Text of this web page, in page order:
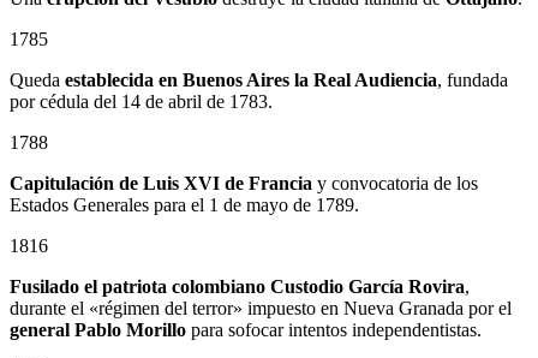
1785
Queda establecida en Buenos Aires la Real Audiencia, fundada
por cédula del 14 de abril de 1783.
1788
Capitulación de Luis XVI de Francia y convocatoria de los
Estados Generales para el 1 de mayo de 1789.
1816
Fusilado el patriota colombiano Custodio García Rovira,
durante el «régimen del terror» impuesto en Nueva Granada por el
general Pablo Morillo para sofocar intentos independentistas.